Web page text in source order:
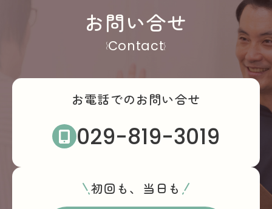
お問い合せ
Contact
お電話でのお問い合せ
029-819-3019
初回も、当日も